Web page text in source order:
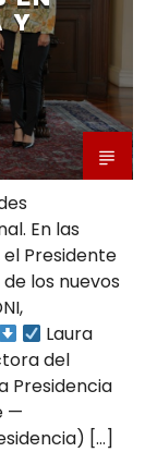
Y
En las
Presidente
los nuevos
Laura
del
Presidencia
—
[…]